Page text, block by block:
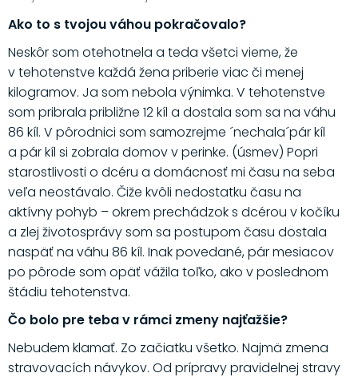
Ako to s tvojou váhou pokračovalo?
Neskôr som otehotnela a teda všetci vieme, že
v tehotenstve každá žena priberie viac či menej
kilogramov. Ja som nebola výnimka. V tehotenstve
som pribrala približne 12 kíl a dostala som sa na váhu
86 kíl. V pôrodnici som samozrejme ´nechala´pár kíl
a pár kíl si zobrala domov v perinke. (úsmev) Popri
starostlivosti o dcéru a domácnosť mi času na seba
veľa neostávalo. Čiže kvôli nedostatku času na
aktívny pohyb – okrem prechádzok s dcérou v kočíku
a zlej životosprávy som sa postupom času dostala
naspäť na váhu 86 kíl. Inak povedané, pár mesiacov
po pôrode som opäť vážila toľko, ako v poslednom
štádiu tehotenstva.
Čo bolo pre teba v rámci zmeny najťažšie?
Nebudem klamať. Zo začiatku všetko. Najmä zmena
stravovacích návykov. Od prípravy pravidelnej stravy